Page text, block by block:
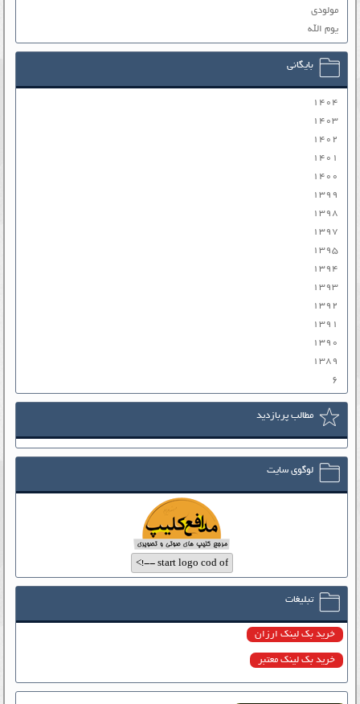
مولودی
یوم الله
بایگانی
۱۴۰۴
۱۴۰۳
۱۴۰۲
۱۴۰۱
۱۴۰۰
۱۳۹۹
۱۳۹۸
۱۳۹۷
۱۳۹۵
۱۳۹۴
۱۳۹۳
۱۳۹۲
۱۳۹۱
۱۳۹۰
۱۳۸۹
۶
مطالب پربازدید
لوگوی سایت
تبلیغات
خرید بک لینک ارزان
خرید بک لینک معتبر